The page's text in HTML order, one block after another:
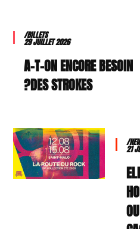
/BILLETS
29 JUILLET 2026
A-T-ON ENCORE BESOIN
DES STROKES?
/
21